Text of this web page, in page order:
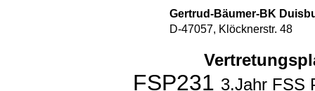
Gertrud-Bäumer-BK
D-47057, Klöcknerstr. 48
FSP231 3.Jahr FSS